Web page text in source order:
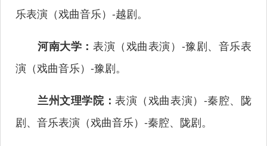
乐表演（戏曲音乐）-越剧。
河南大学： 表演（戏曲表演）-豫剧、音乐表
演（戏曲音乐）-豫剧。
兰州文理学院：表演（戏曲表演）-秦腔、陇
剧、音乐表演（戏曲音乐）-秦腔、陇剧。